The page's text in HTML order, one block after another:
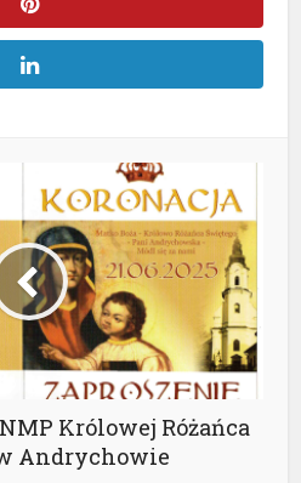
Królowej Różańca
Andrychowie